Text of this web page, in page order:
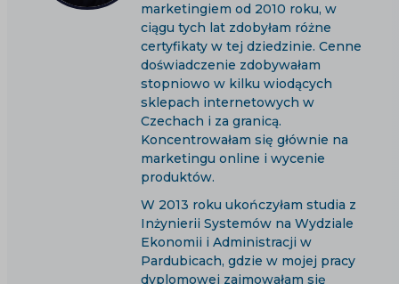
marketingiem od 2010 roku, w
ciągu tych lat zdobyłam różne
certyfikaty w tej dziedzinie. Cenne
doświadczenie zdobywałam
stopniowo w kilku wiodących
sklepach internetowych w
Czechach i za granicą.
Koncentrowałam się głównie na
marketingu online i wycenie
produktów.
W 2013 roku ukończyłam studia z
Inżynierii Systemów na Wydziale
Ekonomii i Administracji w
Pardubicach, gdzie w mojej pracy
dyplomowej zajmowałam się